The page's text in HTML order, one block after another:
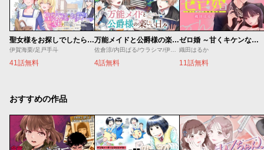
聖女様をお探しでしたら妹で間違いありません。さあどうぞお連れください、今すぐ。
伊賀海栗/足戸手斗
41話無料
万能メイドと公爵様の楽しい日々
佐倉涼/内田ぱる/ウラシマ/伊藤テリヤキ
4話無料
ゼロ婚 ～甘くキケンな極秘任務～
織田はるか
11話無料
おすすめの作品